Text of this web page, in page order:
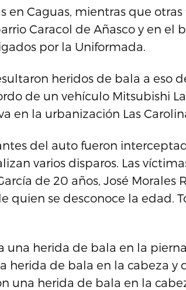
en Caguas, mientras que
Caracol de Añasco y en el
por la Uniformada.
heridos de bala a eso
de un vehículo Mitsubishi
en la urbanización Las
del auto fueron
varios disparos. Las
de 20 años, José Morales
quien se desconoce la edad.
una herida de bala en la
herida de bala en la cabeza y
una herida de bala en la